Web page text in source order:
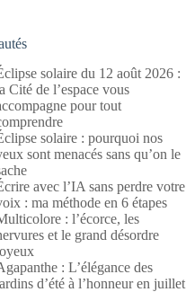
solaire du 12 août 2026 :
Cité de l’espace vous
pour tout
solaire : pourquoi nos
sont menacés sans qu’on le
avec l’IA sans perdre votre
: ma méthode en 6 étapes
: l’écorce, les
et le grand désordre
: L’élégance des
d’été à l’honneur en juillet